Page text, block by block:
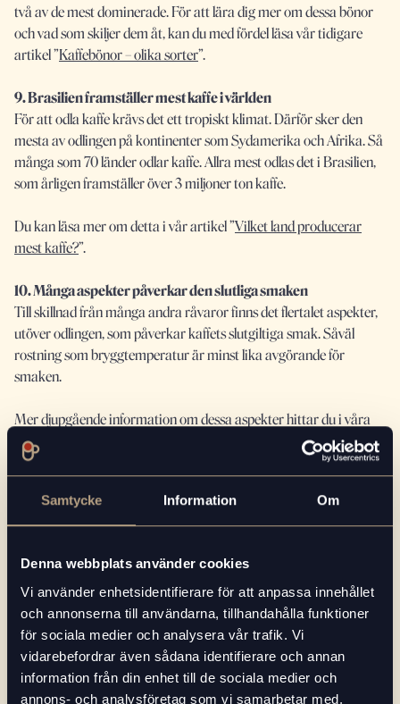
Samtycke Information Om
Denna webbplats använder cookies
Vi använder enhetsidentifierare för att anpassa innehållet
och annonserna till användarna, tillhandahålla funktioner
för sociala medier och analysera vår trafik. Vi
vidarebefordrar även sådana identifierare och annan
information från din enhet till de sociala medier och
annons- och analysföretag som vi samarbetar med.
två av de mest dominerade. För att lära dig mer om dessa bönor
och vad som skiljer dem åt, kan du med fördel läsa vår tidigare
artikel ”Kaffebönor – olika sorter”.
9. Brasilien framställer mest kaffe i världen
För att odla kaffe krävs det ett tropiskt klimat. Därför sker den
mesta av odlingen på kontinenter som Sydamerika och Afrika. Så
många som 70 länder odlar kaffe. Allra mest odlas det i Brasilien,
som årligen framställer över 3 miljoner ton kaffe.
Du kan läsa mer om detta i vår artikel ”Vilket land producerar
mest kaffe?”.
10. Många aspekter påverkar den slutliga smaken
Till skillnad från många andra råvaror finns det flertalet aspekter,
utöver odlingen, som påverkar kaffets slutgiltiga smak. Såväl
rostning som bryggtemperatur är minst lika avgörande för
smaken.
Mer djupgående information om dessa aspekter hittar du i våra
tidigare artiklar:
Därför är det viktigt med rätt bryggtemperatur
Kaffe är en väldigt känslig råvara. Hanteras det på fel sätt kan det
snabbt tappa sina ursprungliga smaker. För producenterna är det
därför viktigt att tänka på hur de fraktar och förvarar såväl hela
bönor som malet kaffe. Men det är också lika viktigt att du som
konsument tänker på förvaringen.
Du hittar fler intressanta fakta och tips på hur du bäst förvarar